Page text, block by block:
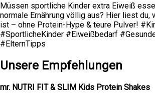
Müssen sportliche Kinder extra Eiweiß
normale Ernährung völlig aus? Hier liest
ist – ohne Protein-Hype & teure Pulver!
#SportlicheKinder #Eiweißbedarf
#ElternTipps
Unsere Empfehlungen
mr. NUTRI FIT & SLIM Kids Protein Shakes